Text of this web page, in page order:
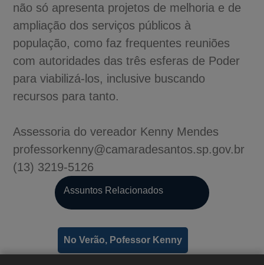
não só apresenta projetos de melhoria e de
ampliação dos serviços públicos à
população, como faz frequentes reuniões
com autoridades das três esferas de Poder
para viabilizá-los, inclusive buscando
recursos para tanto.
Assessoria do vereador Kenny Mendes
professorkenny@camaradesantos.sp.gov.br
(13) 3219-5126
Assuntos Relacionados
No Verão, Pofessor Kenny